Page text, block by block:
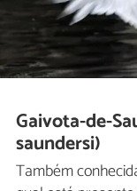
Gaivota-de-
saundersi)
Também